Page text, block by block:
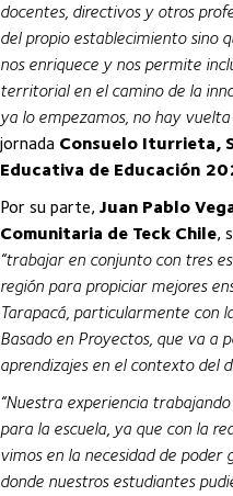
docentes, directivos y otros
del propio establecimiento sino
nos enriquece y nos permite
territorial en el camino de la
ya lo empezamos, no hay vuelta
jornada Consuelo Iturrieta,
Educativa de Educación
Por su parte, Juan Pablo
Comunitaria de Teck Chile,
“trabajar en conjunto con tres
región para propiciar mejores
Tarapacá, particularmente con
Basado en Proyectos, que va a
aprendizajes en el contexto del
“Nuestra experiencia
para la escuela, ya que con la
vimos en la necesidad de poder
donde nuestros estudiantes